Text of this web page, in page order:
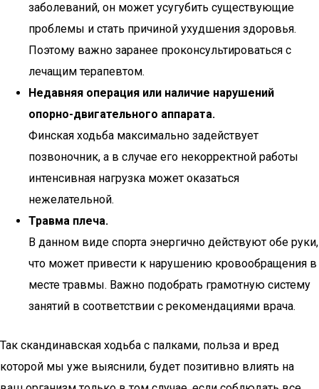
заболеваний, он может усугубить существующие
проблемы и стать причиной ухудшения здоровья.
Поэтому важно заранее проконсультироваться с
лечащим терапевтом.
Недавняя операция или наличие нарушений
опорно-двигательного аппарата.
Финская ходьба максимально задействует
позвоночник, а в случае его некорректной работы
интенсивная нагрузка может оказаться
нежелательной.
Травма плеча.
В данном виде спорта энергично действуют обе руки,
что может привести к нарушению кровообращения в
месте травмы. Важно подобрать грамотную систему
занятий в соответствии с рекомендациями врача.
Так скандинавская ходьба с палками, польза и вред
которой мы уже выяснили, будет позитивно влиять на